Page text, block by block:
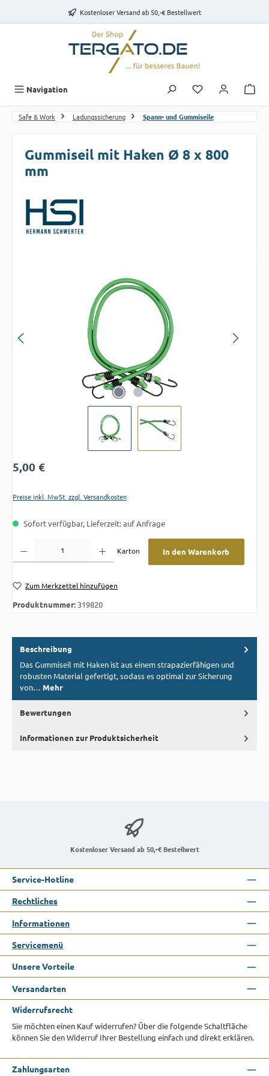
Zum Hauptinhalt springenKostenloser Versand ab 50,-€ Bestellwert
Navigation Du hast 0
Safe & Work Ladungssicherung Spann- und Gummiseile
Gummiseil mit Haken Ø 8 x 800
mm
Regulärer Preis:
5,00 €
Preise inkl. MwSt. zzgl. Versandkosten
Sofort verfügbar, Lieferzeit: auf Anfrage
Karton
In den Warenkorb
Zum Merkzettel hinzufügen
Produktnummer: 319820
Beschreibung
Das Gummiseil mit Haken ist aus einem strapazierfähigen und
robusten Material gefertigt, sodass es optimal zur Sicherung
von… Mehr
Bewertungen
Informationen zur Produktsicherheit
Kostenloser Versand ab 50,-€ Bestellwert
Service-Hotline
Rechtliches
Informationen
Servicemenü
Unsere Vorteile
Versandarten
Widerrufsrecht
Sie möchten einen Kauf widerrufen? Über die folgende Schaltfläche
können Sie den Widerruf Ihrer Bestellung einfach und direkt erklären.
Zahlungsarten